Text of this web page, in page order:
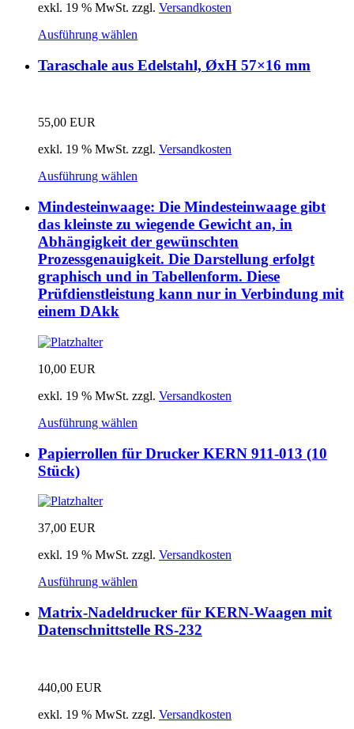
exkl. 19 % MwSt. zzgl. Versandkosten
Ausführung wählen
Taraschale aus Edelstahl, ØxH 57×16 mm
55,00 EUR
exkl. 19 % MwSt. zzgl. Versandkosten
Ausführung wählen
Mindesteinwaage: Die Mindesteinwaage gibt
das kleinste zu wiegende Gewicht an, in
Abhängigkeit der gewünschten
Prozessgenauigkeit. Die Darstellung erfolgt
graphisch und in Tabellenform. Diese
Prüfdienstleistung kann nur in Verbindung mit
einem DAkk
10,00 EUR
exkl. 19 % MwSt. zzgl. Versandkosten
Ausführung wählen
Papierrollen für Drucker KERN 911-013 (10
Stück)
37,00 EUR
exkl. 19 % MwSt. zzgl. Versandkosten
Ausführung wählen
Matrix-Nadeldrucker für KERN-Waagen mit
Datenschnittstelle RS-232
440,00 EUR
exkl. 19 % MwSt. zzgl. Versandkosten